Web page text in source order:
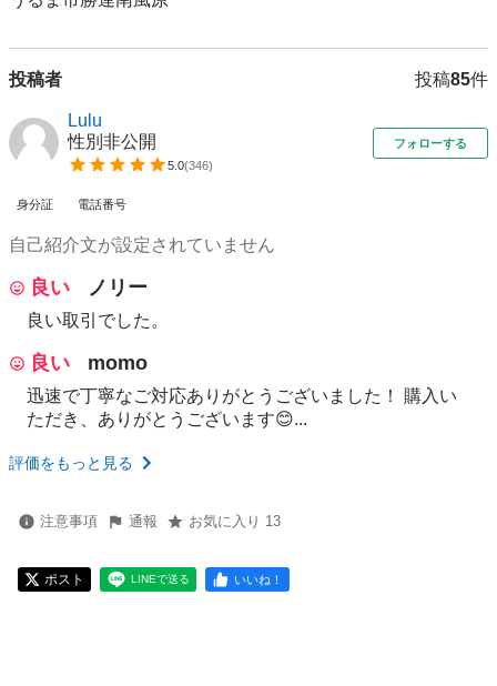
投稿者 投稿85件
Lulu
性別非公開
5.0(346)
フォローする
身分証 電話番号
自己紹介文が設定されていません
良い ノリー
良い取引でした。
良い momo
迅速で丁寧なご対応ありがとうございました！ 購入い
ただき、ありがとうございます😊...
評価をもっと見る
注意事項 通報 お気に入り 13
ポスト LINEで送る いいね！